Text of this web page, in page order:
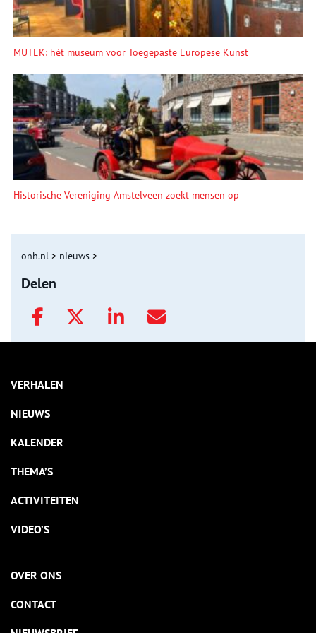
MUTEK: hét museum voor Toegepaste Europese Kunst
Historische Vereniging Amstelveen zoekt mensen op
onh.nl > nieuws >
Delen
VERHALEN
NIEUWS
KALENDER
THEMA’S
ACTIVITEITEN
VIDEO’S
OVER ONS
CONTACT